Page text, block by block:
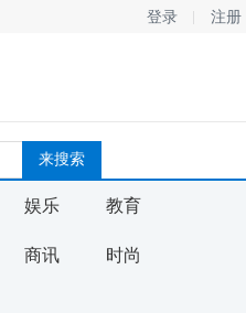
登录 注册
娱乐 教育
商讯 时尚